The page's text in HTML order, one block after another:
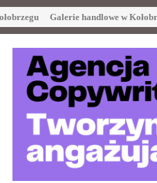
Galerie handlowe w